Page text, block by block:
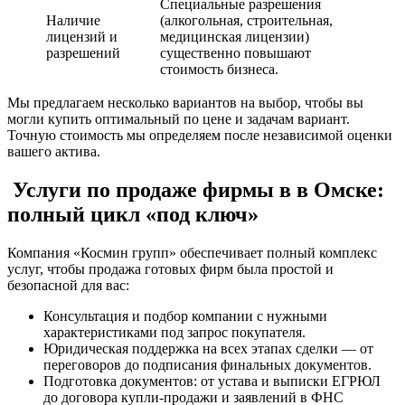
Наличие
лицензий и
разрешений
Специальные разрешения
(алкогольная, строительная,
медицинская лицензии)
существенно повышают
стоимость бизнеса.
Мы предлагаем несколько вариантов на выбор, чтобы вы
могли купить оптимальный по цене и задачам вариант.
Точную стоимость мы определяем после независимой оценки
вашего актива.
Услуги по продаже фирмы в в Омске:
полный цикл «под ключ»
Компания «Космин групп» обеспечивает полный комплекс
услуг, чтобы продажа готовых фирм была простой и
безопасной для вас:
Консультация и подбор компании с нужными
характеристиками под запрос покупателя.
Юридическая поддержка на всех этапах сделки — от
переговоров до подписания финальных документов.
Подготовка документов: от устава и выписки ЕГРЮЛ
до договора купли-продажи и заявлений в ФНС